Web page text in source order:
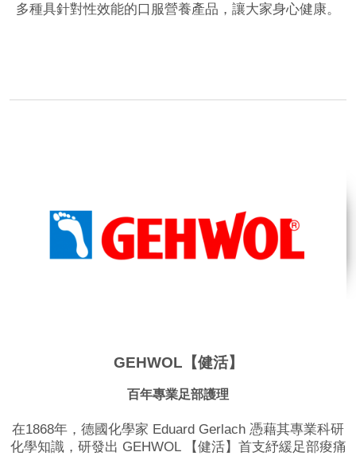
多種具針對性效能的口服營養產品，讓大家身心健康。
GEHWOL【健活】
百年專業足部護理
在1868年，德國化學家 Eduard Gerlach 憑藉其專業科研
化學知識，研發出 GEHWOL 【健活】首支紓緩足部痠痛